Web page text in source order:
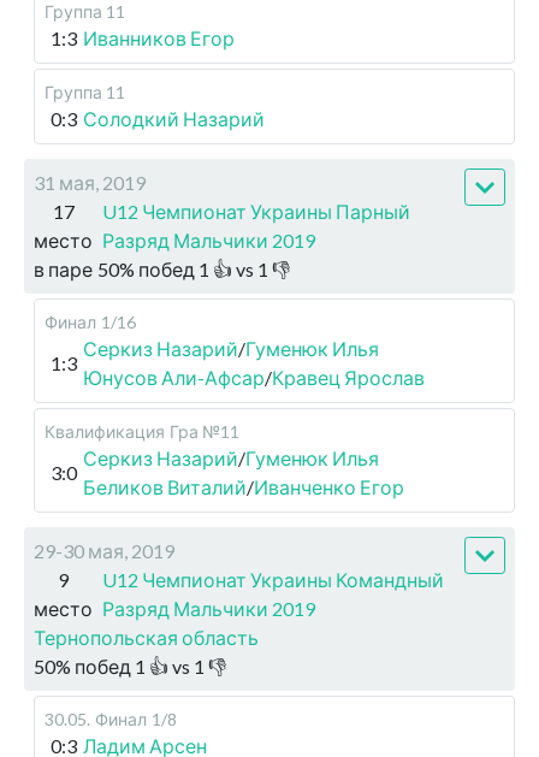
Группа 11
1:3 Иванников Егор
Группа 11
0:3 Солодкий Назарий
31 мая, 2019
17
место
U12 Чемпионат Украины Парный
Разряд Мальчики 2019
в паре 50% побед 1 👍 vs 1 👎
Финал 1/16
1:3
Серкиз Назарий/Гуменюк Илья
Юнусов Али-Афсар/Кравец Ярослав
Квалификация Гра №11
3:0
Серкиз Назарий/Гуменюк Илья
Беликов Виталий/Иванченко Егор
29-30 мая, 2019
9
место
U12 Чемпионат Украины Командный
Разряд Мальчики 2019
Тернопольская область
50% побед 1 👍 vs 1 👎
30.05. Финал 1/8
0:3 Ладим Арсен